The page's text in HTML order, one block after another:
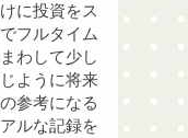
に投資をス
フルタイム
わして少し
ように将来
参考になる
ルな記録を